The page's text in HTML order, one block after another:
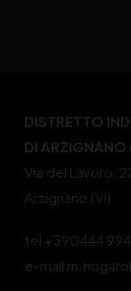
DISTRETTO
DI ARZIGNANO
Via del Lavoro,
Arzignano (VI)
tel +390444
e-mail